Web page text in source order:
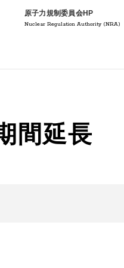
原子力規制委員会HP
Nuclear Regulation Authority (NRA)
間延長